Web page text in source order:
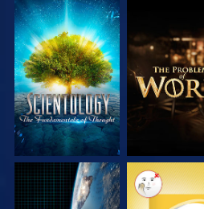
EXPLORA LAS
SERIES
EXPLORA LAS
SERIES